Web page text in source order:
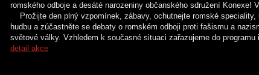
romského odboje a desáté narozeniny občanského sdružení Konexe!
Prožijte den plný vzpomínek, zábavy, ochutnejte romské speciality,
hudbu a zúčastněte se debaty o romském odboji proti fašismu a
světové války. Vzhledem k současné situaci zařazujeme do
detail akce